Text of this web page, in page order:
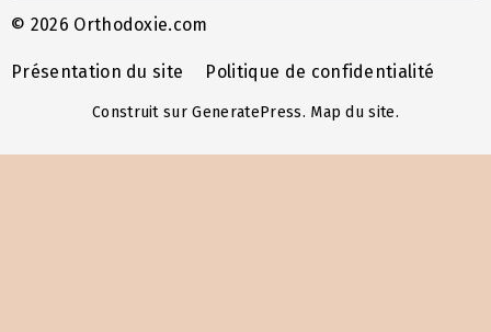
© 2026 Orthodoxie.com
Présentation du site Politique de confidentialité
Construit surGeneratePress. Map du site.